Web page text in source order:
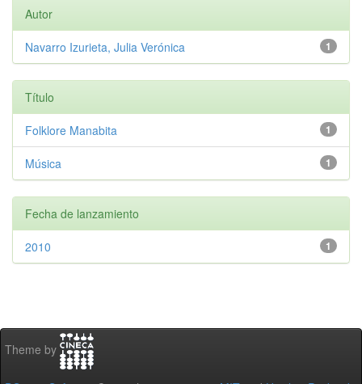
Autor
1
Navarro Izurieta, Julia Verónica
Título
1
Folklore Manabita
1
Música
Fecha de lanzamiento
1
2010
Theme by